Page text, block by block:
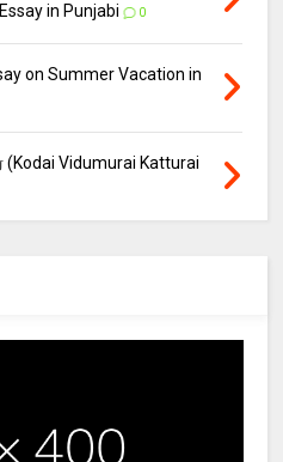
in Punjabi
0
on Summer Vacation in
(Kodai Vidumurai Katturai